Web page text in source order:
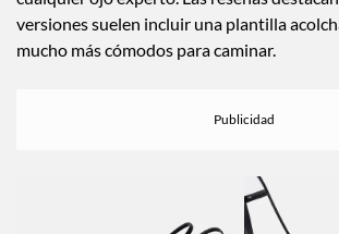
una gran noticia: existen opciones que
infinita a la perfección. La marcaTHESHY
piel sintética mate con un acabado tan
versiones suelen incluir una plantilla